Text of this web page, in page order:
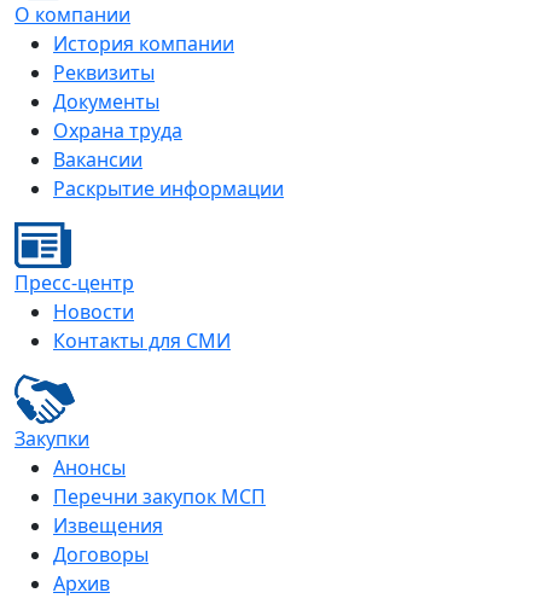
О компании
История компании
Реквизиты
Документы
Охрана труда
Вакансии
Раскрытие информации
Пресс-центр
Новости
Контакты для СМИ
Закупки
Анонсы
Перечни закупок МСП
Извещения
Договоры
Архив